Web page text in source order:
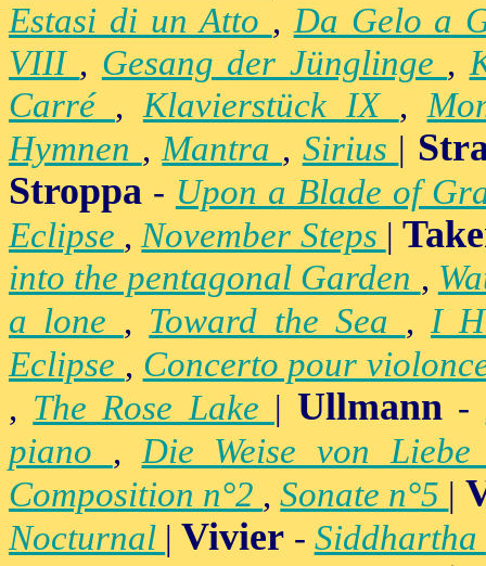
Estasi di un Atto ,Da Gelo a
VIII , Gesang der Jünglinge ,
Carré ,Klavierstück IX ,
Hymnen ,Mantra , Sirius |
Stroppa - Upon a Blade of
Eclipse ,November Steps |
into the pentagonal Garden ,
a lone , Toward the Sea ,I
Eclipse , Concerto pour
, The Rose Lake |Ullmann -
piano ,Die Weise von
Composition n°2 ,Sonate n°5 |
Nocturnal |Vivier - Siddhartha